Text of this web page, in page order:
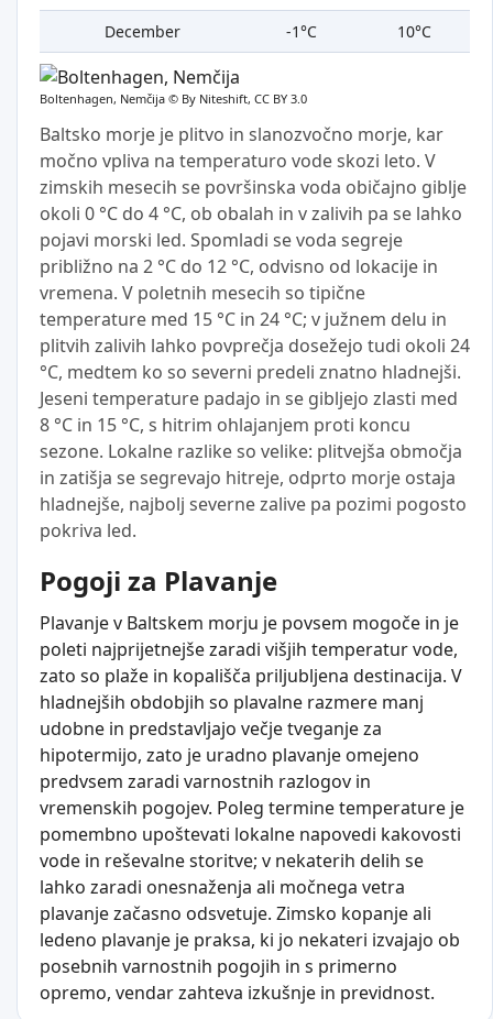
December
-1°C 10°C
Boltenhagen, Nemčija © By Niteshift, CC BY 3.0
Baltsko morje je plitvo in slanozvočno morje, kar
močno vpliva na temperaturo vode skozi leto. V
zimskih mesecih se površinska voda običajno giblje
okoli 0 °C do 4 °C, ob obalah in v zalivih pa se lahko
pojavi morski led. Spomladi se voda segreje
približno na 2 °C do 12 °C, odvisno od lokacije in
vremena. V poletnih mesecih so tipične
temperature med 15 °C in 24 °C; v južnem delu in
plitvih zalivih lahko povprečja dosežejo tudi okoli 24
°C, medtem ko so severni predeli znatno hladnejši.
Jeseni temperature padajo in se gibljejo zlasti med
8 °C in 15 °C, s hitrim ohlajanjem proti koncu
sezone. Lokalne razlike so velike: plitvejša območja
in zatišja se segrevajo hitreje, odprto morje ostaja
hladnejše, najbolj severne zalive pa pozimi pogosto
pokriva led.
Pogoji za Plavanje
Plavanje v Baltskem morju je povsem mogoče in je
poleti najprijetnejše zaradi višjih temperatur vode,
zato so plaže in kopališča priljubljena destinacija. V
hladnejših obdobjih so plavalne razmere manj
udobne in predstavljajo večje tveganje za
hipotermijo, zato je uradno plavanje omejeno
predvsem zaradi varnostnih razlogov in
vremenskih pogojev. Poleg termine temperature je
pomembno upoštevati lokalne napovedi kakovosti
vode in reševalne storitve; v nekaterih delih se
lahko zaradi onesnaženja ali močnega vetra
plavanje začasno odsvetuje. Zimsko kopanje ali
ledeno plavanje je praksa, ki jo nekateri izvajajo ob
posebnih varnostnih pogojih in s primerno
opremo, vendar zahteva izkušnje in previdnost.